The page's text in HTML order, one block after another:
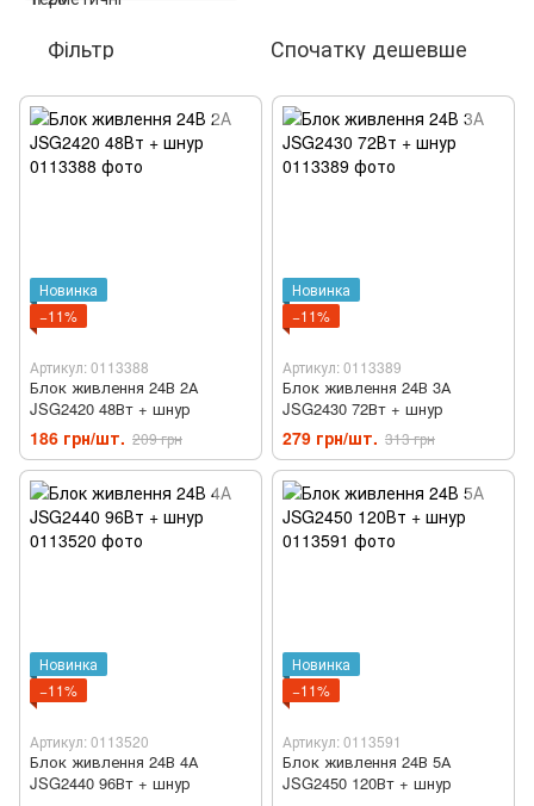
Фільтр Спочатку дешевше
Новинка
−11%
Артикул: 0113388
Блок живлення 24В 2А
JSG2420 48Вт + шнур
186 грн/шт. 209 грн
Новинка
−11%
Артикул: 0113389
Блок живлення 24В 3А
JSG2430 72Вт + шнур
279 грн/шт. 313 грн
Новинка
−11%
Артикул: 0113520
Блок живлення 24В 4А
JSG2440 96Вт + шнур
Новинка
−11%
Артикул: 0113591
Блок живлення 24В 5А
JSG2450 120Вт + шнур